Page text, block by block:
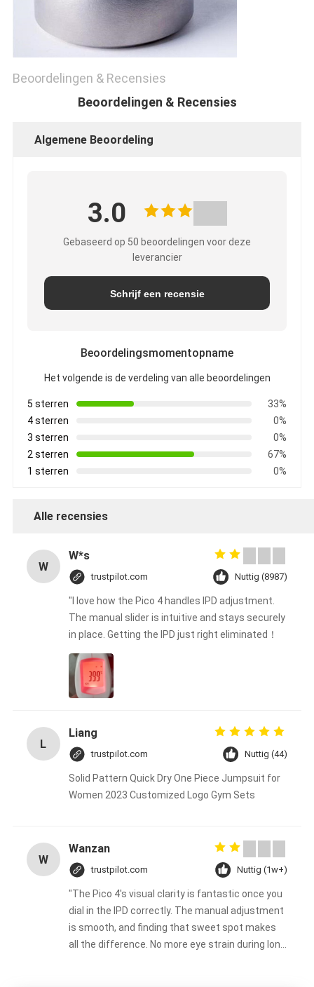
Beoordelingen & Recensies
Beoordelingen & Recensies
Algemene Beoordeling
3.0
Gebaseerd op 50 beoordelingen voor deze
leverancier
Schrijf een recensie
Beoordelingsmomentopname
Het volgende is de verdeling van alle beoordelingen
5 sterren
33%
4 sterren
0%
3 sterren
0%
2 sterren
67%
1 sterren
0%
Alle recensies
W
W*s
trustpilot.com Nuttig (8987)
"I love how the Pico 4 handles IPD adjustment.
The manual slider is intuitive and stays securely
in place. Getting the IPD just right eliminated！
L
Liang
trustpilot.com Nuttig (44)
Solid Pattern Quick Dry One Piece Jumpsuit for
Women 2023 Customized Logo Gym Sets
W
Wanzan
trustpilot.com Nuttig (1w+)
"The Pico 4's visual clarity is fantastic once you
dial in the IPD correctly. The manual adjustment
is smooth, and finding that sweet spot makes
all the difference. No more eye strain during long